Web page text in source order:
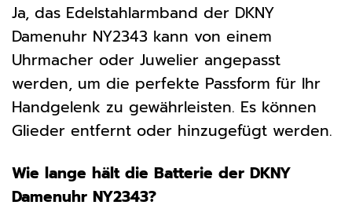
Ja, das Edelstahlarmband der DKNY
Damenuhr NY2343 kann von einem
Uhrmacher oder Juwelier angepasst
werden, um die perfekte Passform für Ihr
Handgelenk zu gewährleisten. Es können
Glieder entfernt oder hinzugefügt werden.
Wie lange hält die Batterie der DKNY
Damenuhr NY2343?